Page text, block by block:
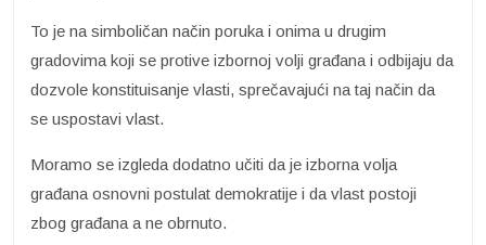
To je na simboličan način poruka i onima u drugim
gradovima koji se protive izbornoj volji građana i odbijaju da
dozvole konstituisanje vlasti, sprečavajući na taj način da
se uspostavi vlast.
Moramo se izgleda dodatno učiti da je izborna volja
građana osnovni postulat demokratije i da vlast postoji
zbog građana a ne obrnuto.